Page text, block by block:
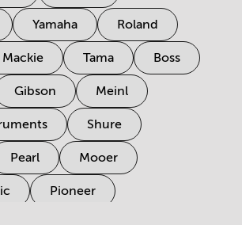
Yamaha Roland
Mackie Tama Boss
Gibson Meinl
Shure
Pearl Mooer
Pioneer